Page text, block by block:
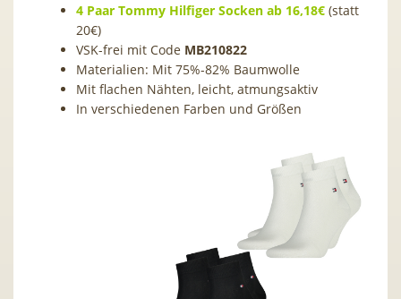
4 Paar Tommy Hilfiger Socken ab 16,18€ (statt
20€)
VSK-frei mit Code MB210822
Materialien: Mit 75%-82% Baumwolle
Mit flachen Nähten, leicht, atmungsaktiv
In verschiedenen Farben und Größen